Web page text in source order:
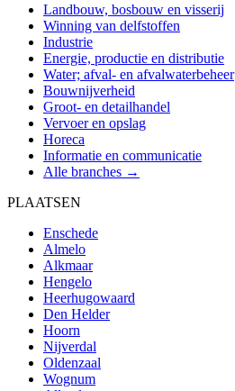
Landbouw, bosbouw en visserij
Winning van delfstoffen
Industrie
Energie, productie en distributie
Water; afval- en afvalwaterbeheer
Bouwnijverheid
Groot- en detailhandel
Vervoer en opslag
Horeca
Informatie en communicatie
Alle branches →
PLAATSEN
Enschede
Almelo
Alkmaar
Hengelo
Heerhugowaard
Den Helder
Hoorn
Nijverdal
Oldenzaal
Wognum